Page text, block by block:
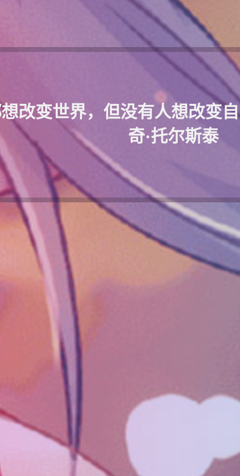
改变世界，但没有人想改变
奇·托尔斯泰